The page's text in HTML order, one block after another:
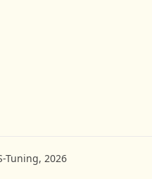
Tuning, 2026